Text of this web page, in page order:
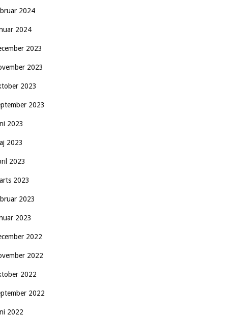
2024
2024
2023
2023
2023
2023
2023
2023
2023
2023
2023
2023
2022
2022
2022
2022
2022